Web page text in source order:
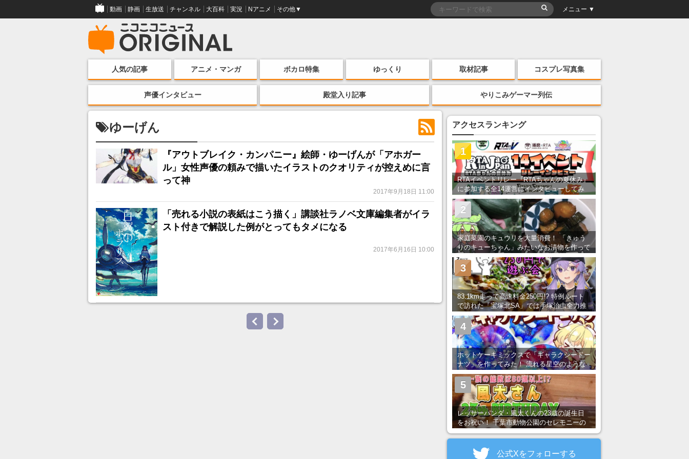
動画 静画 生放送 チャンネル 大百科 実況 Nアニメ その他▼ メニュー ▼
人気の記事 アニメ・マンガ ボカロ特集 ゆっくり 取材記事 コスプレ写真集
声優インタビュー 殿堂入り記事 やりこみゲーマー列伝
ゆーげん
『アウトブレイク・カンパニー』絵師・ゆーげんが「アホガー
ル」女性声優の頼みで描いたイラストのクオリティが控えめに言
って神
2017年9月18日 11:00
「売れる小説の表紙はこう描く」講談社ラノベ文庫編集者がイラ
スト付きで解説した例がとってもタメになる
2017年6月16日 10:00
アクセスランキング
RTAイベントリレー『RTAちゃんの夏休み』
に参加する全14運営にインタビューしてみ
た！ 「RTA in Japan」のチャンネルの貸し
出しを利用し8/9から1週間にわたって開催
1
家庭菜園のキュウリを大量消費！ 「きゅう
りのキューちゃん」みたいなお漬物を作って
みた
2
83.1km走って高速料金250円!? 特例ルート
で訪れた「宝塚北SA」では手塚治虫全力推
し＆関西グルメが楽しめる！
3
ホットケーキミックスで「ギャラクシードー
ナツ」を作ってみた！ 流れる星空のような
レンチン・レシピを紹介
4
レッサーパンダ・風太くんの23歳の誕生日
をお祝い！ 千葉市動物公園のセレモニーの
様子を紹介
5
公式Xをフォローする